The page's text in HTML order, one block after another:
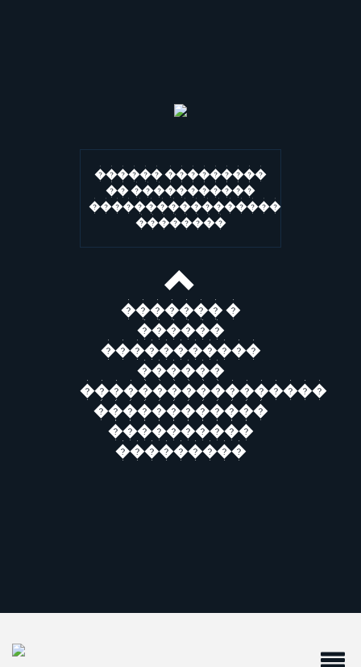
������ ���������
�� �����������
�����������������
��������
������� �
������
�����������
������
�����������������
������������
����������
���������